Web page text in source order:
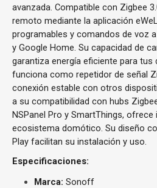
avanzada. Compatible con Zigbee
remoto mediante la aplicación
programables y comandos de voz
y Google Home. Su capacidad de
garantiza energía eficiente para tus
funciona como repetidor de señal
conexión estable con otros
a su compatibilidad con hubs
NSPanel Pro y SmartThings,
ecosistema domótico. Su diseño
Play facilitan su instalación y uso.
Especificaciones:
Marca: Sonoff